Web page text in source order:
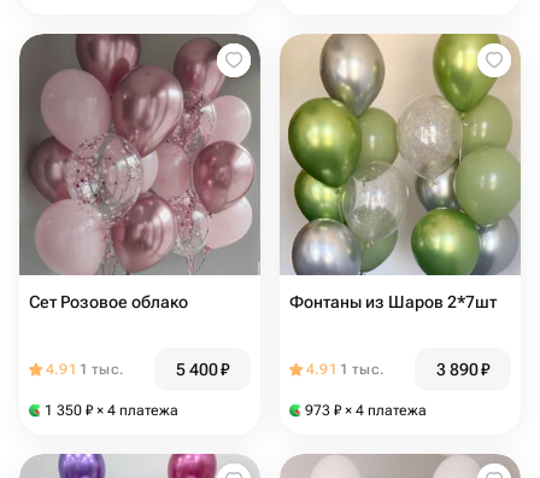
Сет Розовое облако
4.91 1 тыс. 5 400₽
1 350 ₽ × 4 платежа
Фонтаны из Шаров 2*7шт
4.91 1 тыс. 3 890₽
973 ₽ × 4 платежа